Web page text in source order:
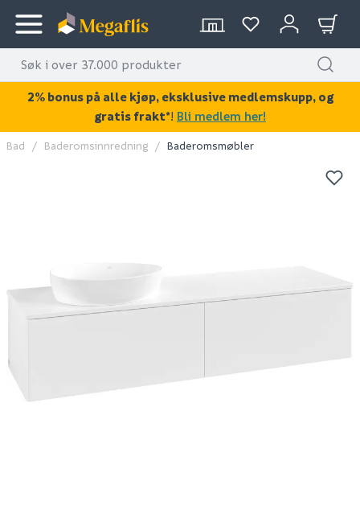
KAN DISSE VÆRE AV INTERESSE?
ventil matt sort ø
Hyper bokhylle eik
struktur
Bad Baderomsinnredning Baderomsmøbler
2% bonus på alle kjøp, eksklusive medlemskupp, og
gratis frakt*! Bli medlem her!